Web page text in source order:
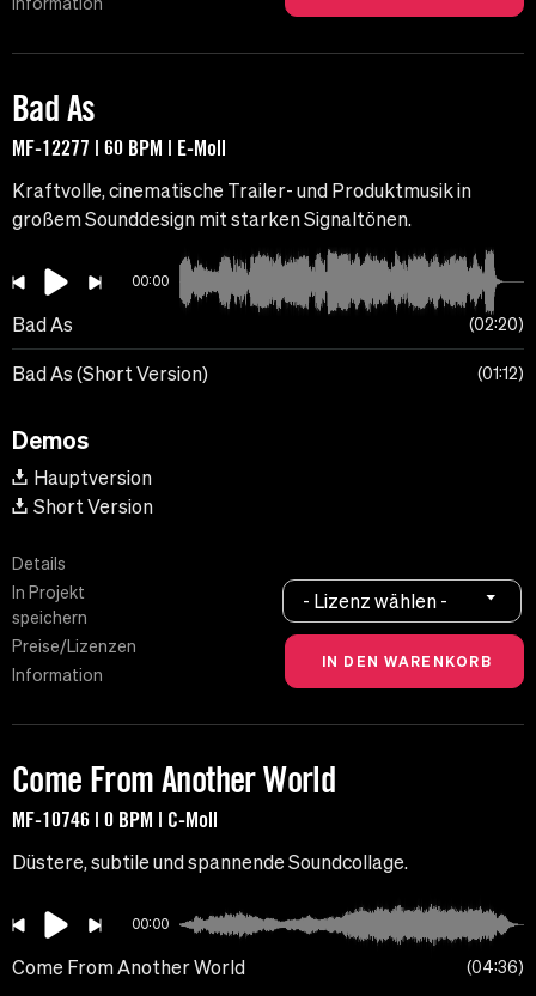
Information
Bad As
MF-12277 | 60 BPM | E-Moll
Kraftvolle, cinematische Trailer- und Produktmusik in
großem Sounddesign mit starken Signaltönen.
00:00
Bad As 02:20
Bad As (Short Version) 01:12
Demos
Hauptversion
Short Version
Details
In Projekt
speichern
Preise/Lizenzen
Information
- Lizenz wählen -
Come From Another World
MF-10746 | 0 BPM | C-Moll
Düstere, subtile und spannende Soundcollage.
00:00
Come From Another World 04:36